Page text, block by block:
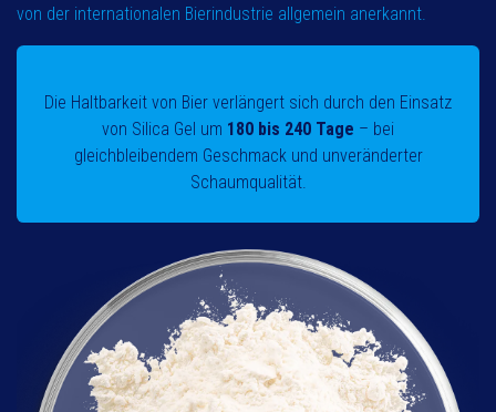
von der internationalen Bierindustrie allgemein anerkannt.
Die Haltbarkeit von Bier verlängert sich durch den Einsatz
von Silica Gel um 180 bis 240 Tage – bei
gleichbleibendem Geschmack und unveränderter
Schaumqualität.